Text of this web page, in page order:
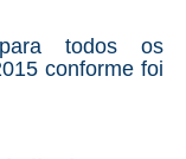
todos os
conforme foi